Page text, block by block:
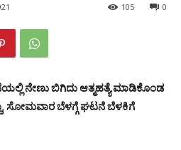
0
105
ನೇಣು ಬಿಗಿದು ಆತ್ಮಹತ್ಯೆ ಮಾಡಿಕೊಂಡ
ಸೋಮವಾರ ಬೆಳಗ್ಗೆ ಘಟನೆ ಬೆಳಕಿಗೆ